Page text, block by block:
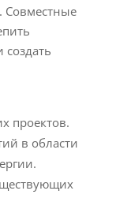
Совместные
создать
проектов.
в области